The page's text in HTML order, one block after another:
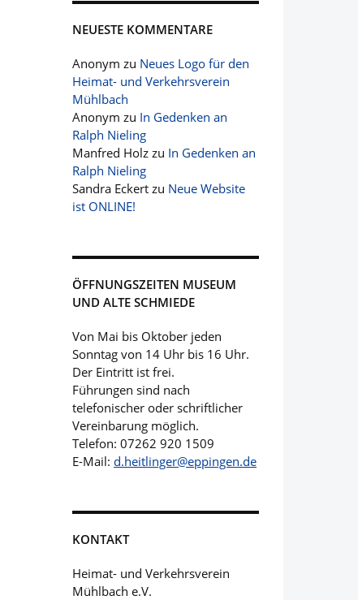
NEUESTE KOMMENTARE
Anonym zu Neues Logo für den
Heimat- und Verkehrsverein
Mühlbach
Anonym zu In Gedenken an
Ralph Nieling
Manfred Holz zu In Gedenken an
Ralph Nieling
Sandra Eckert zu Neue Website
ist ONLINE!
ÖFFNUNGSZEITEN MUSEUM
UND ALTE SCHMIEDE
Von Mai bis Oktober jeden
Sonntag von 14 Uhr bis 16 Uhr.
Der Eintritt ist frei.
Führungen sind nach
telefonischer oder schriftlicher
Vereinbarung möglich.
Telefon: 07262 920 1509
E-Mail: d.heitlinger@eppingen.de
KONTAKT
Heimat- und Verkehrsverein
Mühlbach e.V.